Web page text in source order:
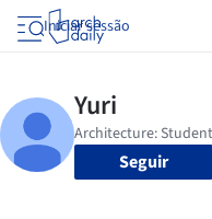
Iniciar sessão
Seguir